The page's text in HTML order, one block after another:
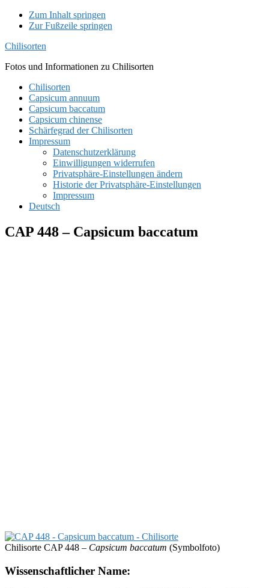
Zum Inhalt springen
Zur Fußzeile springen
Chilisorten
Fotos und Informationen zu Chilisorten
Chilisorten
Capsicum annuum
Capsicum baccatum
Capsicum chinense
Schärfegrad der Chilisorten
Impressum
Datenschutzerklärung
Einwilligungen widerrufen
Privatsphäre-Einstellungen ändern
Historie der Privatsphäre-Einstellungen
Impressum
Deutsch
CAP 448 – Capsicum baccatum
Chilisorte CAP 448 – Capsicum baccatum (Symbolfoto)
Wissenschaftlicher Name: